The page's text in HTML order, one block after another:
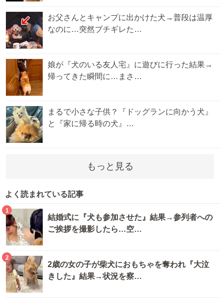
お父さんとキャンプに出かけた犬→普段は温厚
なのに…突然ブチギレた…
娘が『犬のいる友人宅』に遊びに行った結果→
帰ってきた瞬間に…まさ…
まるで小さな子供？『ドッグランに向かう犬』
と『家に帰る時の犬』…
もっと見る
よく読まれている記事
1
結婚式に『犬も参加させた』結果→参列者への
ご挨拶を撮影したら…空…
2
2歳の女の子が柴犬におもちゃを奪われ『大泣
きした』結果→状況を察…